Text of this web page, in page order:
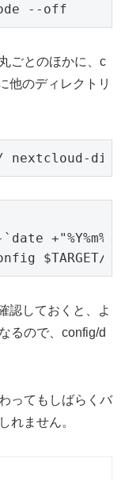
--off
ごとのほかに、c
他のディレクトリ
`date
$TARGET/
認しておくと、よ
るので、config/d
ってもしばらくバ
れません。